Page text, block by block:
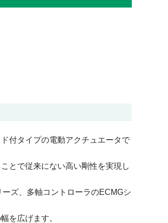
付タイプの電動アクチュエータで
とで従来にない高い剛性を実現し
ズ、多軸コントローラのECMGシ
を広げます。